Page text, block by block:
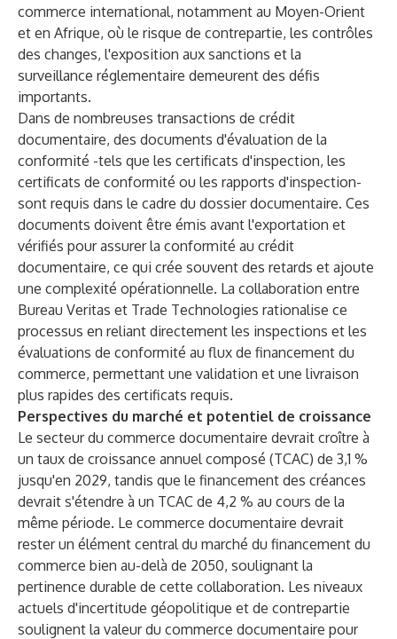
commerce international, notamment au Moyen-Orient
et en Afrique, où le risque de contrepartie, les contrôles
des changes, l'exposition aux sanctions et la
surveillance réglementaire demeurent des défis
importants.
Dans de nombreuses transactions de crédit
documentaire, des documents d'évaluation de la
conformité -tels que les certificats d'inspection, les
certificats de conformité ou les rapports d'inspection-
sont requis dans le cadre du dossier documentaire. Ces
documents doivent être émis avant l'exportation et
vérifiés pour assurer la conformité au crédit
documentaire, ce qui crée souvent des retards et ajoute
une complexité opérationnelle. La collaboration entre
Bureau Veritas et Trade Technologies rationalise ce
processus en reliant directement les inspections et les
évaluations de conformité au flux de financement du
commerce, permettant une validation et une livraison
plus rapides des certificats requis.
Perspectives du marché et potentiel de croissance
Le secteur du commerce documentaire devrait croître à
un taux de croissance annuel composé (TCAC) de 3,1 %
jusqu'en 2029, tandis que le financement des créances
devrait s'étendre à un TCAC de 4,2 % au cours de la
même période. Le commerce documentaire devrait
rester un élément central du marché du financement du
commerce bien au-delà de 2050, soulignant la
pertinence durable de cette collaboration. Les niveaux
actuels d'incertitude géopolitique et de contrepartie
soulignent la valeur du commerce documentaire pour